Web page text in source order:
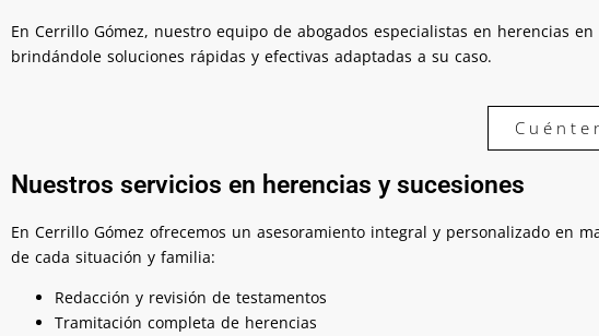
En Cerrillo Gómez, nuestro equipo de abogados especialistas en herencias
brindándole soluciones rápidas y efectivas adaptadas a su caso.
Nuestros servicios en herencias y sucesiones
En Cerrillo Gómez ofrecemos un asesoramiento integral y personalizado en
de cada situación y familia:
Redacción y revisión de testamentos
Tramitación completa de herencias